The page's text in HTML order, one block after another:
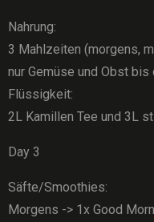
Nahrung:
3 Mahlzeiten (morgens,
nur Gemüse und Obst
Flüssigkeit:
2L Kamillen Tee und 3L
Day 3
Säfte/Smoothies:
Morgens -> 1x Good